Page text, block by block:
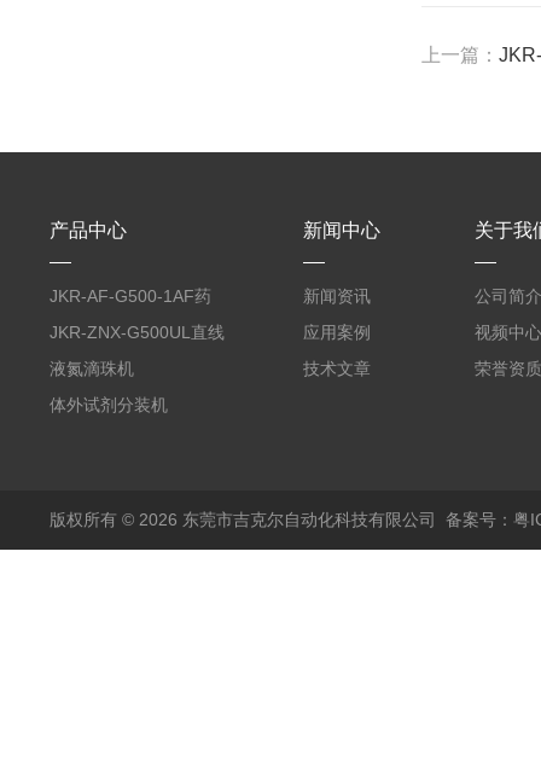
上一篇：
产品中心
JKR-AF-G500-1AF药
丸滴液机
JKR-ZNX-G500UL直线
式智能计量泵
液氮滴珠机
体外试剂分装机
新闻中心
新闻资讯
应用案例
技术文章
关于我
公司简介
视频中心
荣誉资质
版权所有 © 2026 东莞市吉克尔自动化科技有限公司 备案号：粤